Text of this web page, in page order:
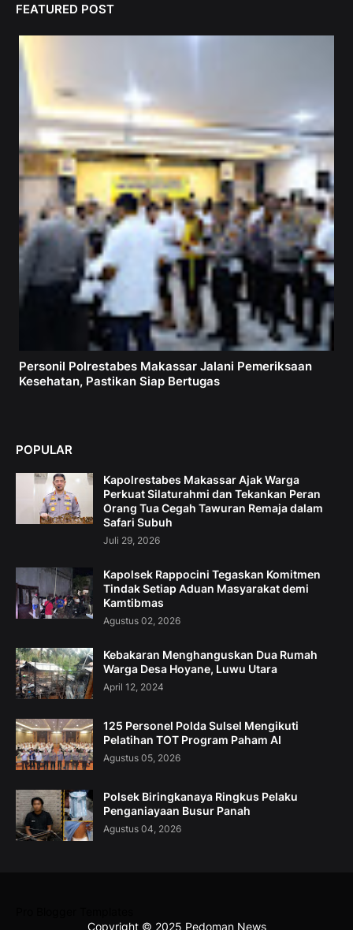
FEATURED POST
Personil Polrestabes Makassar Jalani Pemeriksaan
Kesehatan, Pastikan Siap Bertugas
POPULAR
Kapolrestabes Makassar Ajak Warga
Perkuat Silaturahmi dan Tekankan Peran
Orang Tua Cegah Tawuran Remaja dalam
Safari Subuh
Juli 29, 2026
Kapolsek Rappocini Tegaskan Komitmen
Tindak Setiap Aduan Masyarakat demi
Kamtibmas
Agustus 02, 2026
Kebakaran Menghanguskan Dua Rumah
Warga Desa Hoyane, Luwu Utara
April 12, 2024
125 Personel Polda Sulsel Mengikuti
Pelatihan TOT Program Paham AI
Agustus 05, 2026
Polsek Biringkanaya Ringkus Pelaku
Penganiayaan Busur Panah
Agustus 04, 2026
Copyright © 2025 Pedoman News